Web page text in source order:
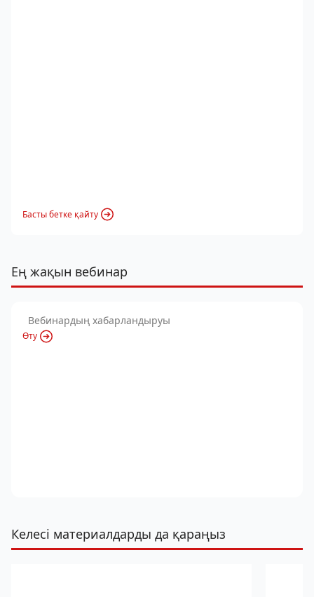
Басты бетке қайту
Ең жақын вебинар
Вебинардың хабарландыруы
Өту
Келесі материалдарды да қараңыз